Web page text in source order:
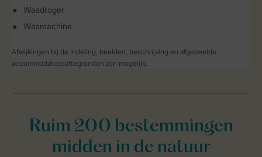
Wasdroger
Wasmachine
Afwijkingen bij de indeling, beelden, beschrijving en afgebeelde
accommodatieplattegronden zijn mogelijk.
Ruim 200 bestemmingen
midden in de natuur